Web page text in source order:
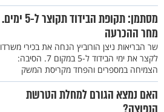
מסתמן: תקופת הבידוד תקוצר ל-5 ימים.
מחר ההכרעה
שר הבריאות ניצן הורוביץ הנחה את בכירי משרדו
לקצר את ימי הבידוד ל-5 במקום 7. הסיבה:
הצמיחה במספרים והפחד מקריסת המשק
האם נמצא הגורם למחלת הטרשת